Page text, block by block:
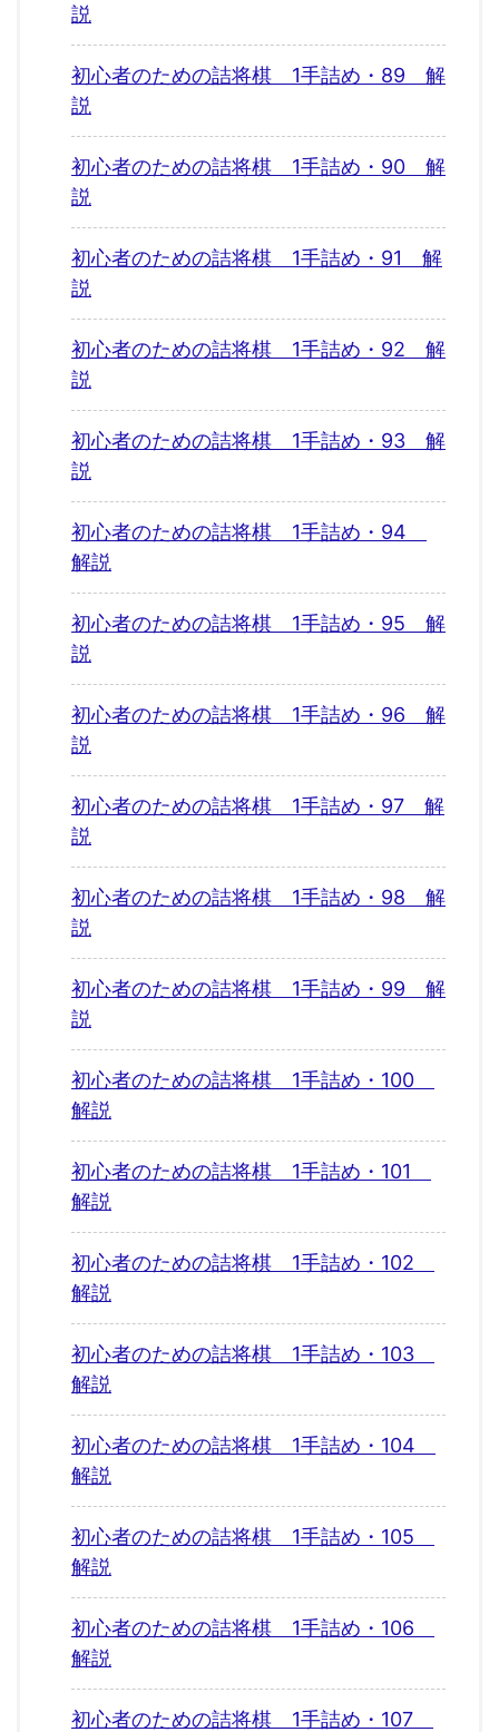
説
初心者のための詰将棋 1手詰め・89 解
説
初心者のための詰将棋 1手詰め・90 解
説
初心者のための詰将棋 1手詰め・91 解
説
初心者のための詰将棋 1手詰め・92 解
説
初心者のための詰将棋 1手詰め・93 解
説
初心者のための詰将棋 1手詰め・94
解説
初心者のための詰将棋 1手詰め・95 解
説
初心者のための詰将棋 1手詰め・96 解
説
初心者のための詰将棋 1手詰め・97 解
説
初心者のための詰将棋 1手詰め・98 解
説
初心者のための詰将棋 1手詰め・99 解
説
初心者のための詰将棋 1手詰め・100
解説
初心者のための詰将棋 1手詰め・101
解説
初心者のための詰将棋 1手詰め・102
解説
初心者のための詰将棋 1手詰め・103
解説
初心者のための詰将棋 1手詰め・104
解説
初心者のための詰将棋 1手詰め・105
解説
初心者のための詰将棋 1手詰め・106
解説
初心者のための詰将棋 1手詰め・107